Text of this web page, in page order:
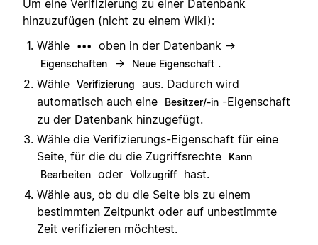
Um eine Verifizierung zu einer Datenbank
hinzuzufügen (nicht zu einem Wiki):
Wähle
••• oben in der Datenbank →
Eigenschaften → Neue Eigenschaft .
Wähle Verifizierung
aus. Dadurch wird
automatisch auch eine
Besitzer/-in -Eigenschaft
zu der Datenbank hinzugefügt.
Wähle die Verifizierungs-Eigenschaft für eine
Seite, für die du die Zugriffsrechte
Kann
Bearbeiten oder Vollzugriff
hast.
Wähle aus, ob du die Seite bis zu einem
bestimmten Zeitpunkt oder auf unbestimmte
Zeit verifizieren möchtest.